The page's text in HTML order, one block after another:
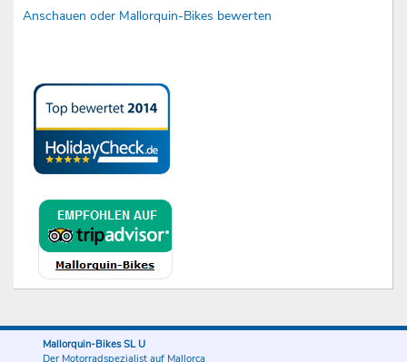
Anschauen oder Mallorquin-Bikes bewerten
Mallorquin-Bikes SL U
Der Motorradspezialist auf Mallorca